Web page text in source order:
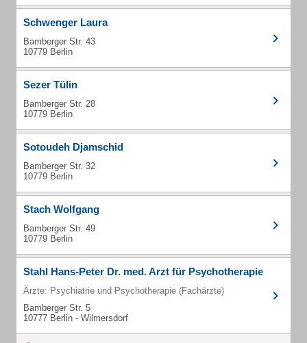
Schwenger Laura
Bamberger Str. 43
10779 Berlin
Sezer Tülin
Bamberger Str. 28
10779 Berlin
Sotoudeh Djamschid
Bamberger Str. 32
10779 Berlin
Stach Wolfgang
Bamberger Str. 49
10779 Berlin
Stahl Hans-Peter Dr. med. Arzt für Psychotherapie
Ärzte: Psychiatrie und Psychotherapie (Fachärzte)
Bamberger Str. 5
10777 Berlin - Wilmersdorf